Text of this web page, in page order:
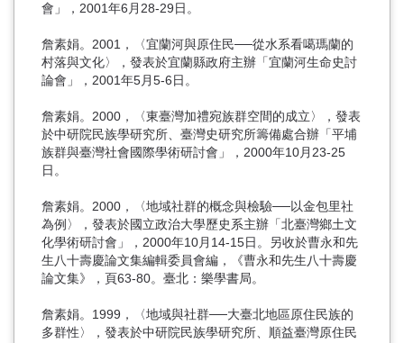
會」，2001年6月28-29日。
詹素娟。2001，〈宜蘭河與原住民──從水系看噶瑪蘭的
村落與文化〉，發表於宜蘭縣政府主辦「宜蘭河生命史討
論會」，2001年5月5-6日。
詹素娟。2000，〈東臺灣加禮宛族群空間的成立〉，發表
於中研院民族學研究所、臺灣史研究所籌備處合辦「平埔
族群與臺灣社會國際學術研討會」，2000年10月23-25
日。
詹素娟。2000，〈地域社群的概念與檢驗──以金包里社
為例〉，發表於國立政治大學歷史系主辦「北臺灣鄉土文
化學術研討會」，2000年10月14-15日。另收於曹永和先
生八十壽慶論文集編輯委員會編，《曹永和先生八十壽慶
論文集》，頁63-80。臺北：樂學書局。
詹素娟。1999，〈地域與社群──大臺北地區原住民族的
多群性〉，發表於中研院民族學研究所、順益臺灣原住民